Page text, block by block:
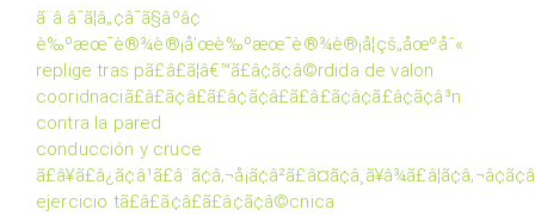
ã¨â·â¯ã¦â„¢â¯ã§âºâ¢
è‰ºæœ¯è®¾è®¡å’œè‰ºæœ¯è®¾è®¡å¦çš„åœºåˆ«
replige tras pã£â£ã¦â€™ã£â¢ã¢â©rdida de valon
cooridnaciã£â£ã¢â£ã£â¢ã¢â£ã£â£ã¢â¢ã£â¢ã¢â³n
contra la pared
conducción y cruce
ejercicio tã£â£ã¢â£ã£â¢ã¢â©cnica